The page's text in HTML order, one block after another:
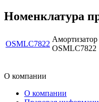
Номенклатура
OSMLC7822
OSMLC7822
О компании
О компании